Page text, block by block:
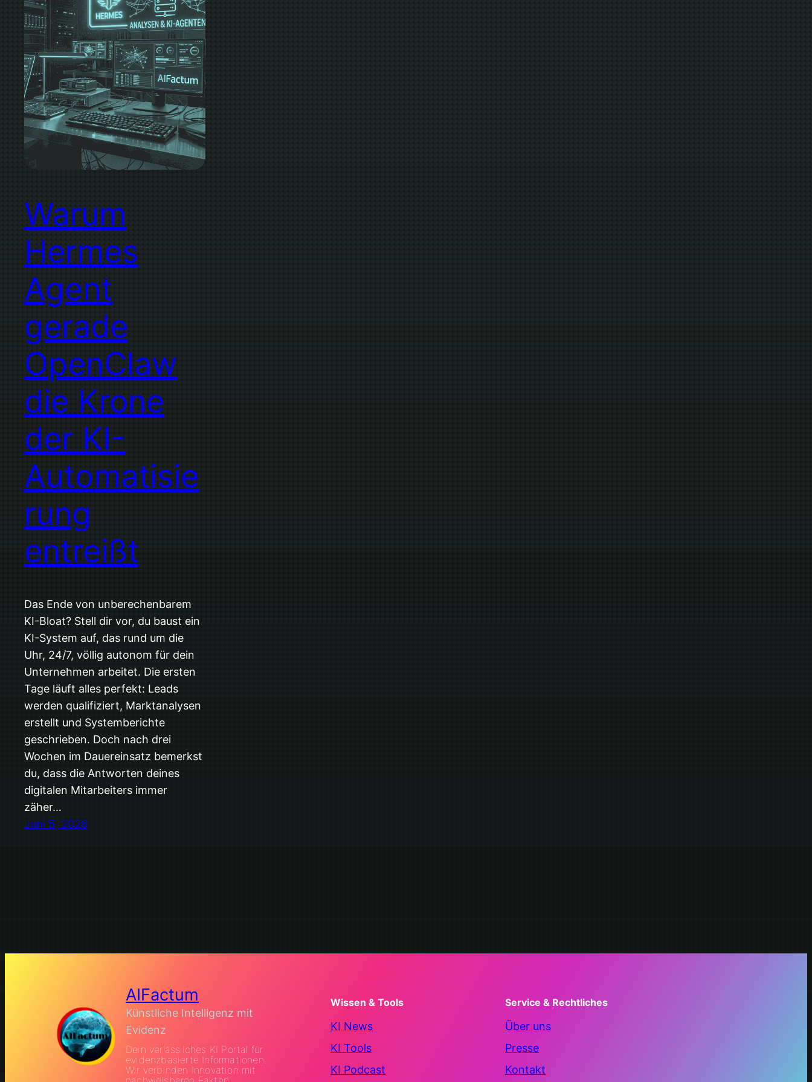
Warum
Hermes
Agent
gerade
OpenClaw
die Krone
der KI-
Automatisie
rung
entreißt
Das Ende von unberechenbarem
KI-Bloat? Stell dir vor, du baust ein
KI-System auf, das rund um die
Uhr, 24/7, völlig autonom für dein
Unternehmen arbeitet. Die ersten
Tage läuft alles perfekt: Leads
werden qualifiziert, Marktanalysen
erstellt und Systemberichte
geschrieben. Doch nach drei
Wochen im Dauereinsatz bemerkst
du, dass die Antworten deines
digitalen Mitarbeiters immer
zäher…
Juni 5, 2026
AIFactum
Künstliche Intelligenz mit
Evidenz
Dein verlässliches KI Portal für
evidenzbasierte Informationen.
Wir verbinden Innovation mit
Wissen & Tools
KI News
KI Tools
KI Podcast
Service & Rechtliches
Über uns
Presse
Kontakt